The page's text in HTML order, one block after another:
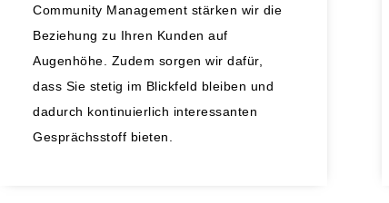
Community Management stärken wir die
Beziehung zu Ihren Kunden auf
Augenhöhe. Zudem sorgen wir dafür,
dass Sie stetig im Blickfeld bleiben und
dadurch kontinuierlich interessanten
Gesprächsstoff bieten.